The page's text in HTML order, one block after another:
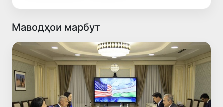
Маводҳои марбут